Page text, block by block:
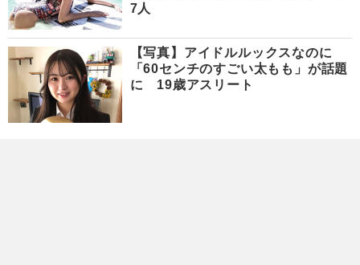
7人
【写真】アイドルルックスなのに
「60センチのすごい太もも」が話題
に 19歳アスリート